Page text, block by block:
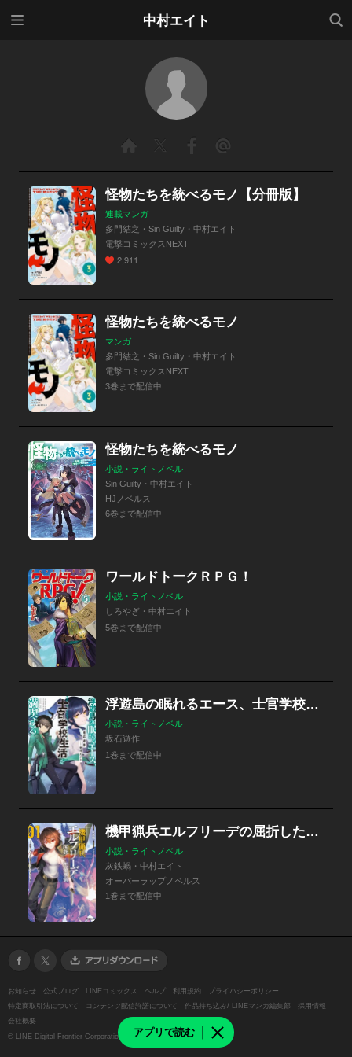
中村エイト
検索
アプリで読む
怪物たちを統べるモノ【分冊版】
連載マンガ
多門結之・Sin Guilty・中村エイト
電撃コミックスNEXT
2,911
怪物たちを統べるモノ
マンガ
多門結之・Sin Guilty・中村エイト
電撃コミックスNEXT
3巻まで配信中
怪物たちを統べるモノ
小説・ライトノベル
Sin Guilty・中村エイト
HJノベルス
6巻まで配信中
ワールドトークＲＰＧ！
小説・ライトノベル
しろやぎ・中村エイト
5巻まで配信中
浮遊島の眠れるエース、士官学校生活を満喫する
小説・ライトノベル
坂石遊作
1巻まで配信中
機甲猟兵エルフリーデの屈折した恋愛事情
小説・ライトノベル
灰鉄蝸・中村エイト
オーバーラップノベルス
1巻まで配信中
お知らせ 公式ブログ LINEコミックス ヘルプ 利用規約
プライバシーポリシー
特定商取引法について
コンテンツ配信許諾について 作品持ち込み/ LINEマンガ編集部
採用情報
会社概要
© LINE Digital Frontier Corporation